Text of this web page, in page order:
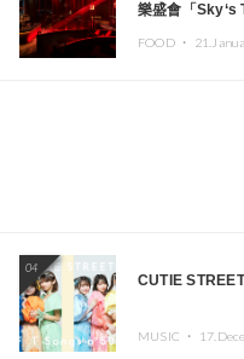
樂盛會「
FOOD ・
04
CUTIE
MUSIC ・